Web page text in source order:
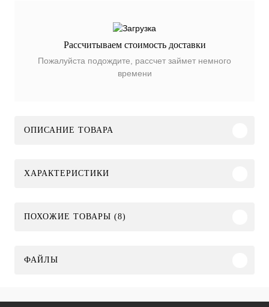
Рассчитываем стоимость доставки
Пожалуйста подождите, рассчет займет немного
времени
ОПИСАНИЕ ТОВАРА
ХАРАКТЕРИСТИКИ
ПОХОЖИЕ ТОВАРЫ (8)
ФАЙЛЫ